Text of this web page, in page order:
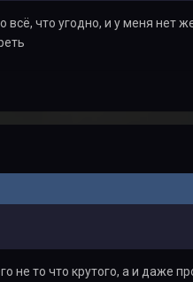
что угодно, и у меня нет
не то что крутого, а и даже